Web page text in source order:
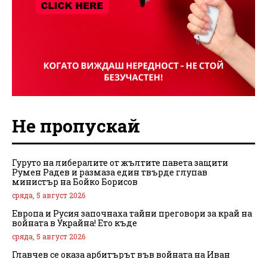
Не пропускай
Гуруто на либералите от жълтите павета защити
Румен Радев и размаза един твърде глупав
министър на Бойко Борисов
сряда, 5 август 2026
Европа и Русия започнаха тайни преговори за край на
войната в Украйна! Ето къде
сряда, 5 август 2026
Главчев се оказа арбитърът във войната на Иван